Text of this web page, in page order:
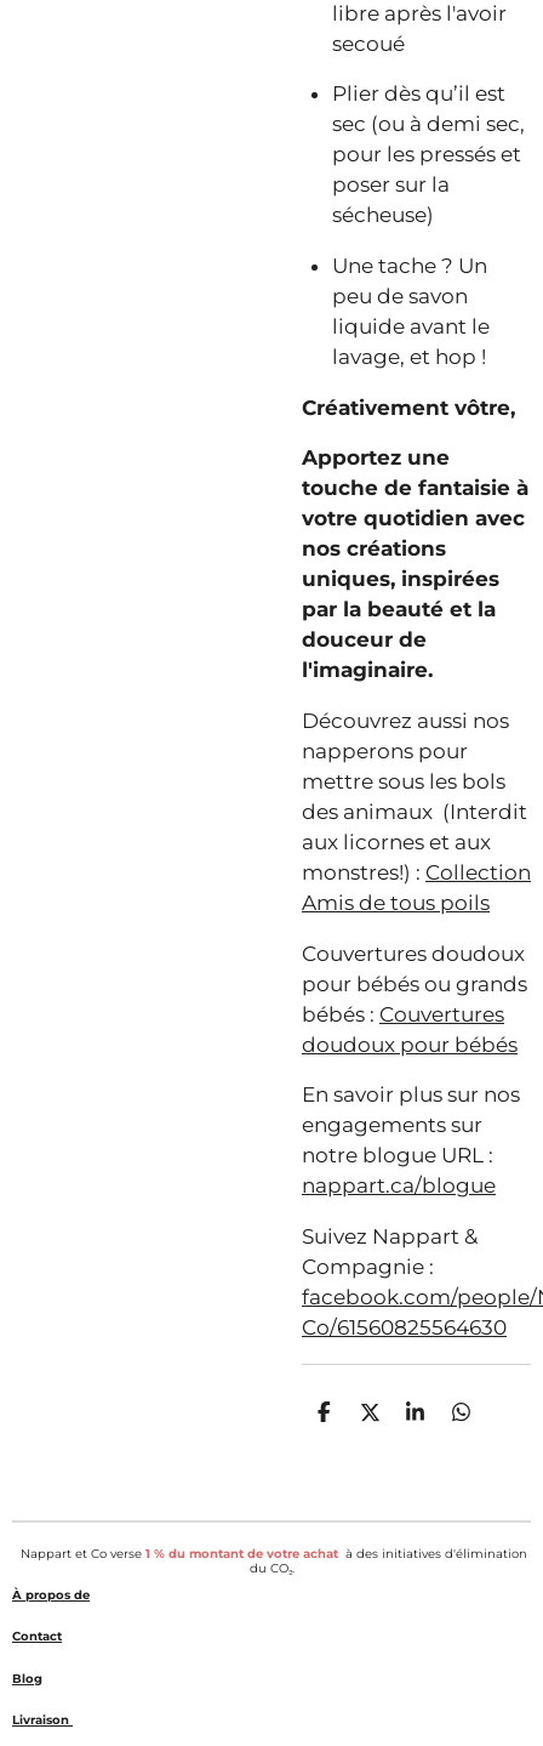
libre après l'avoir
secoué
Plier dès qu’il est
sec (ou à demi sec,
pour les pressés et
poser sur la
sécheuse)
Une tache ? Un
peu de savon
liquide avant le
lavage, et hop !
Créativement vôtre,
Apportez une
touche de fantaisie à
votre quotidien avec
nos créations
uniques, inspirées
par la beauté et la
douceur de
l'imaginaire.
Découvrez aussi nos
napperons pour
mettre sous les bols
des animaux (Interdit
aux licornes et aux
monstres!) : Collection
Amis de tous poils
Couvertures doudoux
pour bébés ou grands
bébés : Couvertures
doudoux pour bébés
En savoir plus sur nos
engagements sur
notre blogue URL :
nappart.ca/blogue
Suivez Nappart &
Compagnie :
facebook.com/
Co/61560825564630
P
g
r
P
g
r
P
g
e
r
P
g
e
r
Nappart et Co verse 1 % du montant de votre achat à des initiatives d'élimination
du CO₂.
À propos de
Contact
Blog
Livraison